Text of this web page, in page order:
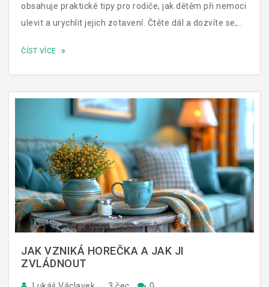
obsahuje praktické tipy pro rodiče, jak dětěm při nemoci
ulevit a urychlit jejich zotavení. Čtěte dál a dozvíte se,
ČÍST VÍCE
JAK VZNIKÁ HOREČKA A JAK JI
ZVLÁDNOUT